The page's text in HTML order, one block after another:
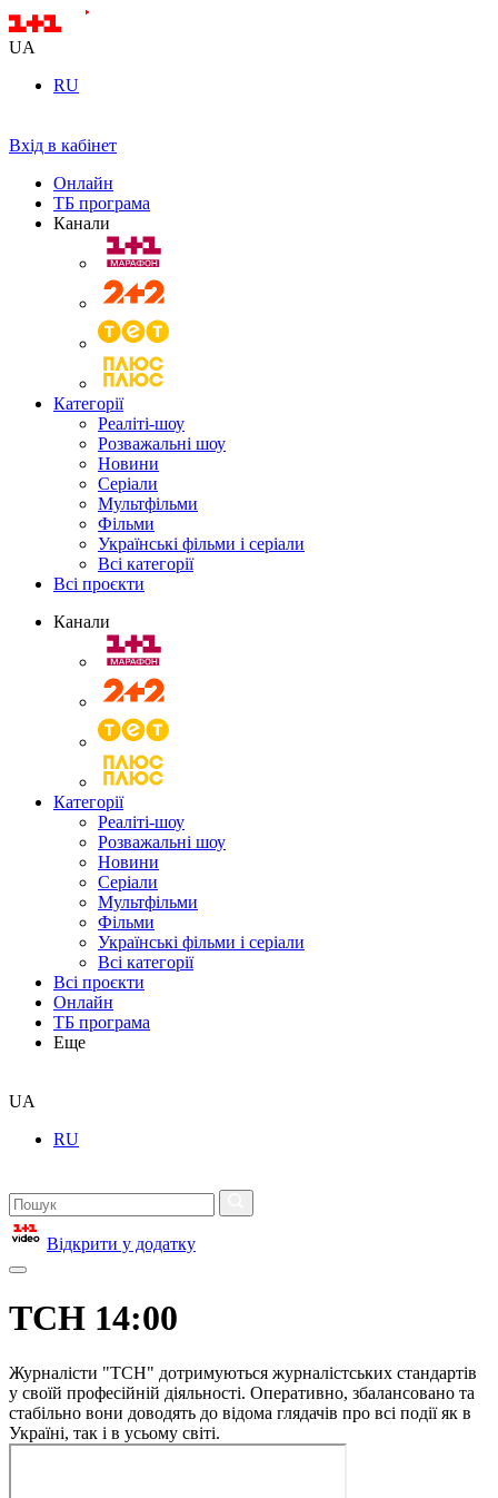
UA
RU
Вхід в кабінет
Онлайн
ТБ програма
Канали
Категорії
Реаліті-шоу
Розважальні шоу
Новини
Серіали
Мультфільми
Фільми
Українські фільми і серіали
Всі категорії
Всі проєкти
Канали
Категорії
Реаліті-шоу
Розважальні шоу
Новини
Серіали
Мультфільми
Фільми
Українські фільми і серіали
Всі категорії
Всі проєкти
Онлайн
ТБ програма
Еще
UA
RU
Відкрити у додатку
ТСН 14:00
Журналісти "ТСН" дотримуються журналістських стандартів
у своїй професійній діяльності. Оперативно, збалансовано та
стабільно вони доводять до відома глядачів про всі події як в
Україні, так і в усьому світі.